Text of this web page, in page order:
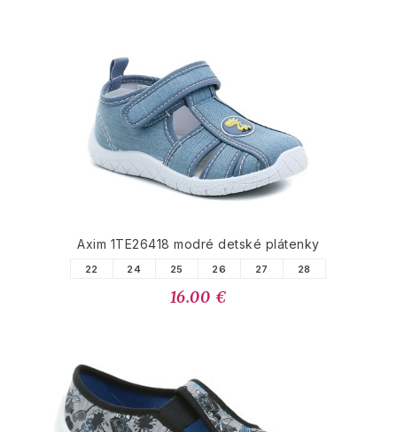
Axim 1TE26418 modré detské plátenky
22 24 25 26 27 28
16.00 €